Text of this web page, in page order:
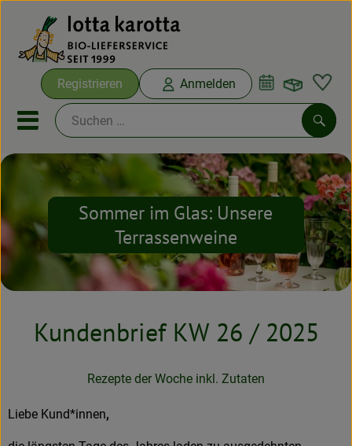
Registrieren Anmelden
Mobiles Menu öffnen oder
Ökokisten
Bio-Kochboxen
Aus der Region
Saisonthemen
Sommer im Glas: Unsere
Terrassenweine
Kundenbrief KW 26 / 2025
Rezepte der Woche inkl. Zutaten
Liebe Kund*innen,